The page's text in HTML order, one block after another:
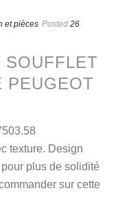
et pièces Posted 26
SOUFFLET
PEUGEOT
texture. Design
plus de solidité
sur cette